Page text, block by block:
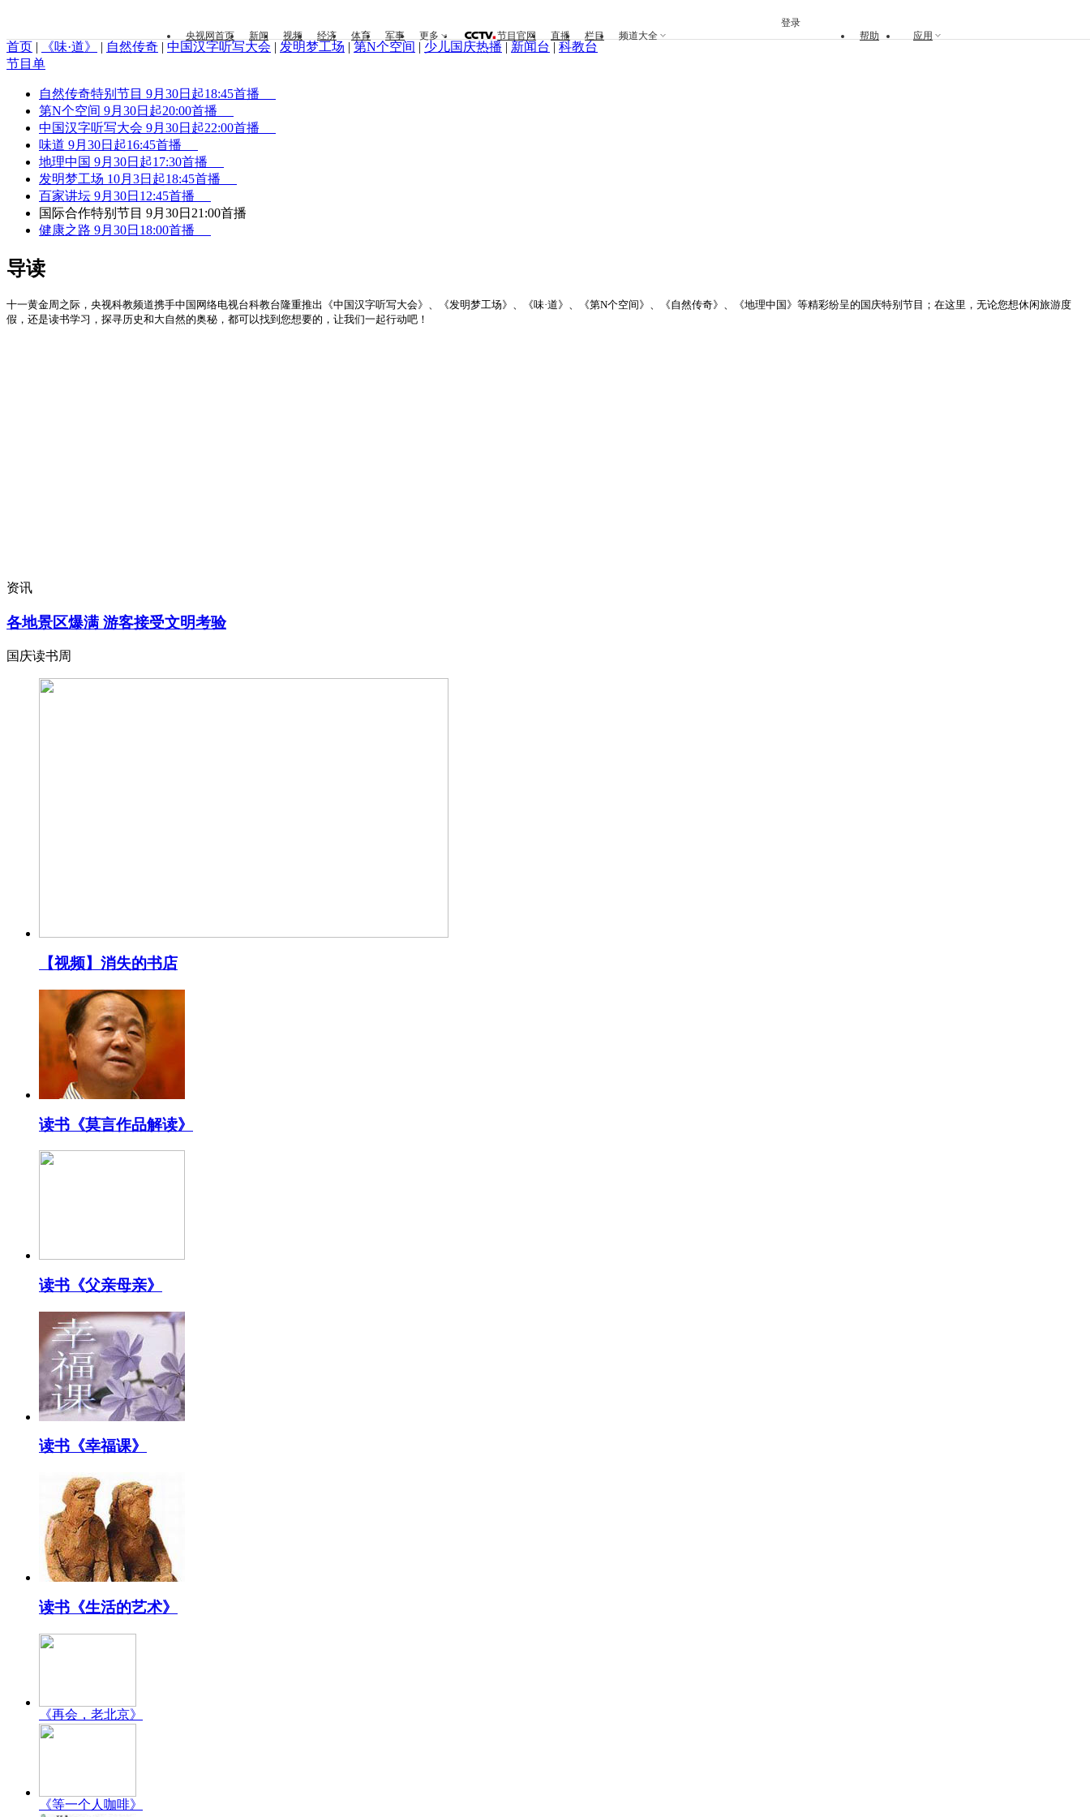
央视网首页 新闻 视频 经济 体育 军事 更多 节目官网 直播 栏目 频道大全 帮助 应用
登录
首页 | 《味·道》 | 自然传奇 | 中国汉字听写大会 | 发明梦工场 | 第N个空间 | 少儿国庆热播 | 新闻台 | 科教台
节目单
自然传奇特别节目 9月30日起18:45首播
第N个空间 9月30日起20:00首播
中国汉字听写大会 9月30日起22:00首播
味道 9月30日起16:45首播
地理中国 9月30日起17:30首播
发明梦工场 10月3日起18:45首播
百家讲坛 9月30日12:45首播
国际合作特别节目 9月30日21:00首播
健康之路 9月30日18:00首播
导读
十一黄金周之际，央视科教频道携手中国网络电视台科教台隆重推出《中国汉字听写大会》、《发明梦工场》、《味·道》、《第N个空间》、《自然传奇》、《地理中国》等精彩纷呈的国庆特别节目；在这里，无论您想休闲旅游度
假，还是读书学习，探寻历史和大自然的奥秘，都可以找到您想要的，让我们一起行动吧！
资讯
各地景区爆满 游客接受文明考验
国庆读书周
【视频】消失的书店
读书《莫言作品解读》
读书《父亲母亲》
读书《幸福课》
读书《生活的艺术》
《再会，老北京》
《等一个人咖啡》